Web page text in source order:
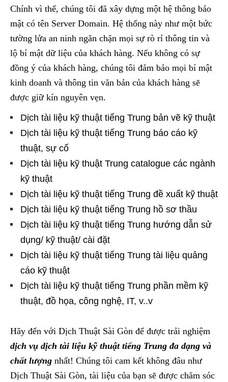
Chính vì thế, chúng tôi đã xây dựng một hệ thông bảo
mật có tên Server Domain. Hệ thống này như một bức
tường lửa an ninh ngăn chặn mọi sự rò rỉ thông tin và
lộ bí mật dữ liệu của khách hàng. Nếu không có sự
đồng ý của khách hàng, chúng tôi đảm bảo mọi bí mật
kinh doanh và thông tin văn bản của khách hàng sẽ
được giữ kín nguyên vẹn.
Dịch tài liệu kỹ thuật tiếng Trung bản vẽ kỹ thuật
Dịch tài liệu kỹ thuật tiếng Trung báo cáo kỹ
thuật, sự cố
Dịch tài liệu kỹ thuật Trung catalogue các ngành
kỹ thuật
Dịch tài liệu kỹ thuật tiếng Trung đề xuất kỹ thuật
Dịch tài liệu kỹ thuật tiếng Trung hồ sơ thầu
Dịch tài liệu kỹ thuật tiếng Trung hướng dẫn sử
dụng/ kỹ thuật/ cài đặt
Dịch tài liệu kỹ thuật tiếng Trung tài liệu quảng
cáo kỹ thuật
Dịch tài liệu kỹ thuật tiếng Trung phần mềm kỹ
thuật, đồ họa, công nghệ, IT, v..v
Hãy đến với Dịch Thuật Sài Gòn để được trải nghiệm
dịch vụ dịch tài liệu kỹ thuật tiếng Trung đa dạng và
chất lượng nhất! Chúng tôi cam kết không đâu như
Dịch Thuật Sài Gòn, tài liệu của bạn sẽ được chăm sóc